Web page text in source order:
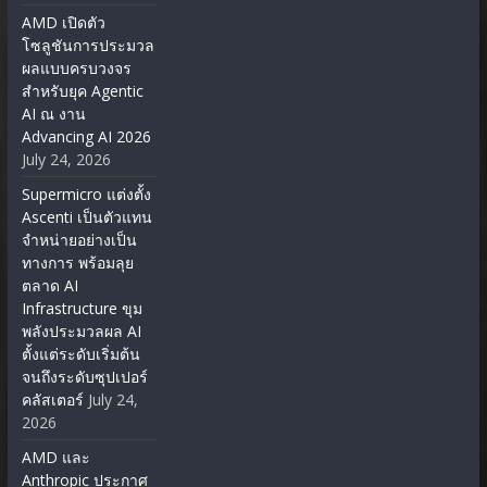
AMD เปิดตัว
โซลูชันการประมวล
ผลแบบครบวงจร
สำหรับยุค Agentic
AI ณ งาน
Advancing AI 2026
July 24, 2026
Supermicro แต่งตั้ง
Ascenti เป็นตัวแทน
จำหน่ายอย่างเป็น
ทางการ พร้อมลุย
ตลาด AI
Infrastructure ขุม
พลังประมวลผล AI
ตั้งแต่ระดับเริ่มต้น
จนถึงระดับซุปเปอร์
คลัสเตอร์ July 24,
2026
AMD และ
Anthropic ประกาศ